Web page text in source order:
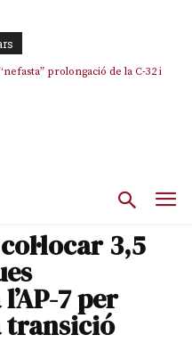
prolongació de la C-32 i
3,5
7 per
transició